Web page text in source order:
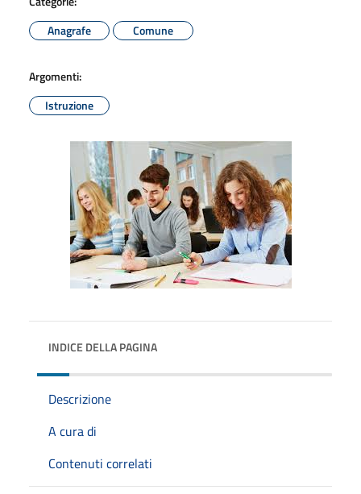
Anagrafe
Comune
Argomenti:
Istruzione
INDICE DELLA PAGINA
Descrizione
A cura di
Contenuti correlati